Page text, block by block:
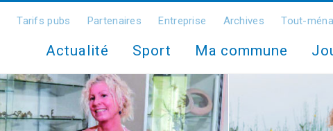
Tarifs pubs Partenaires Entreprise Archives Tout-
Actualité Sport Ma commune